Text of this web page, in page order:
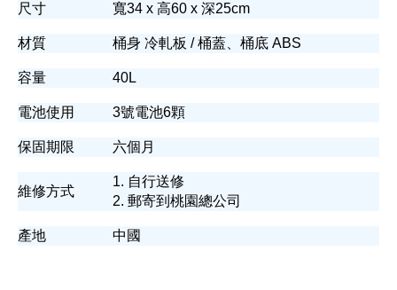
尺寸 寬34 x 高60 x 深25cm
材質 桶身 冷軋板 / 桶蓋、桶底 ABS
容量 40L
電池使用 3號電池6顆
保固期限 六個月
維修方式
1. 自行送修
2. 郵寄到桃園總公司
產地 中國